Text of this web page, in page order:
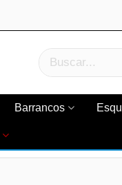
Barrancos